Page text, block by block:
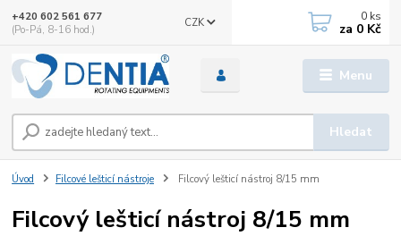
Menu
CZK
Hledat
+420 602 561 677
(Po-Pá, 8-16 hod.)
0 ks
za 0 Kč
Úvod Filcové lešticí nástroje Filcový lešticí nástroj 8/15 mm
Filcový lešticí nástroj 8/15 mm